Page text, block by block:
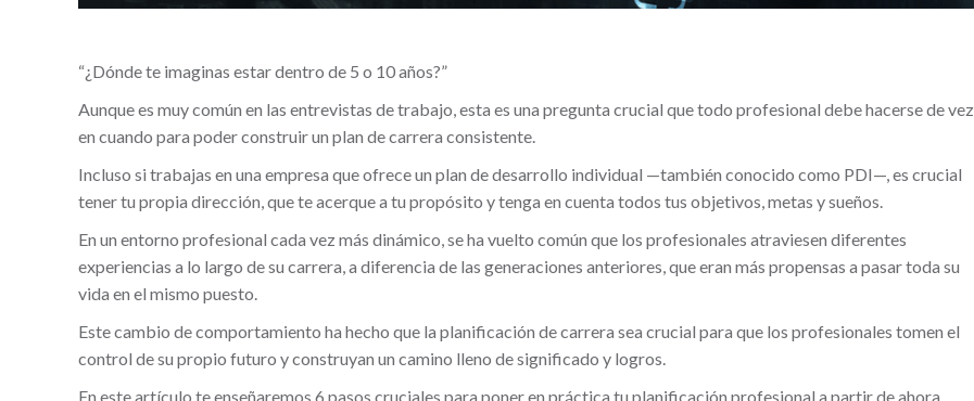
“¿Dónde te imaginas estar dentro de 5 o 10 años?”
Aunque es muy común en las entrevistas de trabajo, esta es una pregunta crucial que todo profesional debe hacerse de vez
en cuando para poder construir un plan de carrera consistente.
Incluso si trabajas en una empresa que ofrece un plan de desarrollo individual —también conocido como PDI—, es crucial
tener tu propia dirección, que te acerque a tu propósito y tenga en cuenta todos tus objetivos, metas y sueños.
En un entorno profesional cada vez más dinámico, se ha vuelto común que los profesionales atraviesen diferentes
experiencias a lo largo de su carrera, a diferencia de las generaciones anteriores, que eran más propensas a pasar toda su
vida en el mismo puesto.
Este cambio de comportamiento ha hecho que la planificación de carrera sea crucial para que los profesionales tomen el
control de su propio futuro y construyan un camino lleno de significado y logros.
En este artículo te enseñaremos 6 pasos cruciales para poner en práctica tu planificación profesional a partir de ahora.